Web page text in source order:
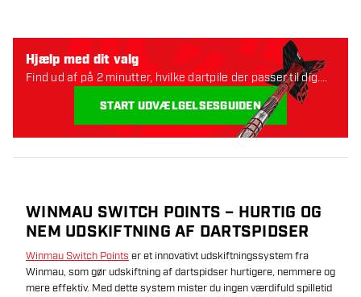
Hjælp med dit valg
Find ud af på 2 minutter, hvilke dartpile der passer til dig.
START UDVÆLGELSESGUIDEN
WINMAU SWITCH POINTS – HURTIG OG
NEM UDSKIFTNING AF DARTSPIDSER
Winmau Switch Points er et innovativt udskiftningssystem fra
Winmau, som gør udskiftning af dartspidser hurtigere, nemmere og
mere effektiv. Med dette system mister du ingen værdifuld spilletid